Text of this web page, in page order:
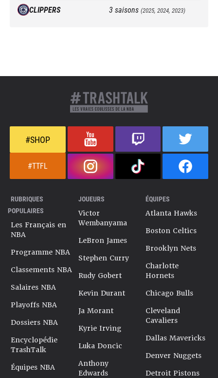
CLIPPERS 3saisons (2025, 2024, 2023)
#SHOP
#TTFL
RUBRIQUES
POPULAIRES
Les Français en
NBA
Programme NBA
Classements NBA
Salaires NBA
Playoffs NBA
Dossiers NBA
Encyclopédie
TrashTalk
Équipes NBA
JOUEURS
Victor
Wembanyama
LeBron James
Stephen Curry
Rudy Gobert
Kevin Durant
Ja Morant
Kyrie Irving
Luka Doncic
Anthony
Edwards
ÉQUIPES
Atlanta Hawks
Boston Celtics
Brooklyn Nets
Charlotte
Hornets
Chicago Bulls
Cleveland
Cavaliers
Dallas Mavericks
Denver Nuggets
Detroit Pistons